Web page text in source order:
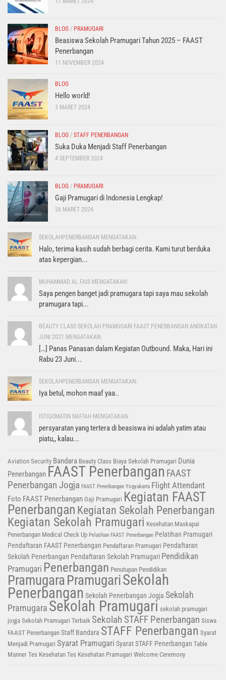
BLOG / PRAMUGARI
Beasiswa Sekolah Pramugari Tahun 2025 – FAAST
Penerbangan
11 NOVEMBER 2024
BLOG
Hello world!
3 MARET 2024
BLOG / STAFF PENERBANGAN
Suka Duka Menjadi Staff Penerbangan
4 SEPTEMBER 2024
BLOG / PRAMUGARI
Gaji Pramugari di Indonesia Lengkap!
26 MARET 2024
SEKOLAHPENERBANGAN MENGATAKAN:
Halo, terima kasih sudah berbagi cerita. Kami turut berduka
atas kepergian...
MUHAMMAD AL FAIS MENGATAKAN:
Saya pengen banget jadi pramugara tapi saya mau sekolah
pramugara tapi...
BEAUTY CLASS SEKOLAH PRAMUGARI FAAST PENERBANGAN ANGKATAN
JUNI 2021 MENGATAKAN:
[…] Panas Panasan dalam Kegiatan Outbound. Maka, Hari ini
Rabu 23 Juni...
SEKOLAHPENERBANGAN MENGATAKAN:
Iya betul, mohon maaf yaa..
ISTIQOMATIN NAFI'AH MENGATAKAN:
persyaratan yang tertera di beasiswa ini adalah yatim atau
piatu,, kalau...
Aviation Security Bandara Beauty Class Biaya Sekolah Pramugari Dunia
Penerbangan FAAST Penerbangan FAAST
Penerbangan Jogja FAAST Penerbangan Yogyakarta Flight Attendant
Foto FAAST Penerbangan Gaji Pramugari Kegiatan FAAST
Penerbangan Kegiatan Sekolah Penerbangan
Kegiatan Sekolah Pramugari Kesehatan Maskapai
Penerbangan Medical Check Up Pelatihan FAAST Penerbangan Pelatihan Pramugari
Pendaftaran FAAST Penerbangan Pendaftaran Pramugari Pendaftaran
Sekolah Penerbangan Pendaftaran Sekolah Pramugari Pendidikan
Pramugari Penerbangan Penutupan Pendidikan
PramugaraPramugariSekolah
Penerbangan Sekolah Penerbangan Jogja Sekolah
Pramugara Sekolah Pramugari sekolah pramugari
jogja Sekolah Pramugari Terbaik Sekolah STAFF Penerbangan Siswa
FAAST Penerbangan Staff Bandara STAFF Penerbangan Syarat
Menjadi Pramugari Syarat Pramugari Syarat STAFF Penerbangan Table
Manner Tes Kesehatan Tes Kesehatan Pramugari Welcome Ceremony